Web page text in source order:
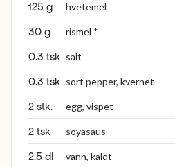
125 g hvetemel
30 g rismel *
0.3 tsk salt
0.3 tsk sort pepper, kvernet
2 stk. egg, vispet
2 tsk soyasaus
2.5 dl vann, kaldt